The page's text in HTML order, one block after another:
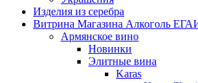
Изделия из серебра
Витрина Магазина Алкоголь
Армянское вино
Новинки
Элитные вина
Karas